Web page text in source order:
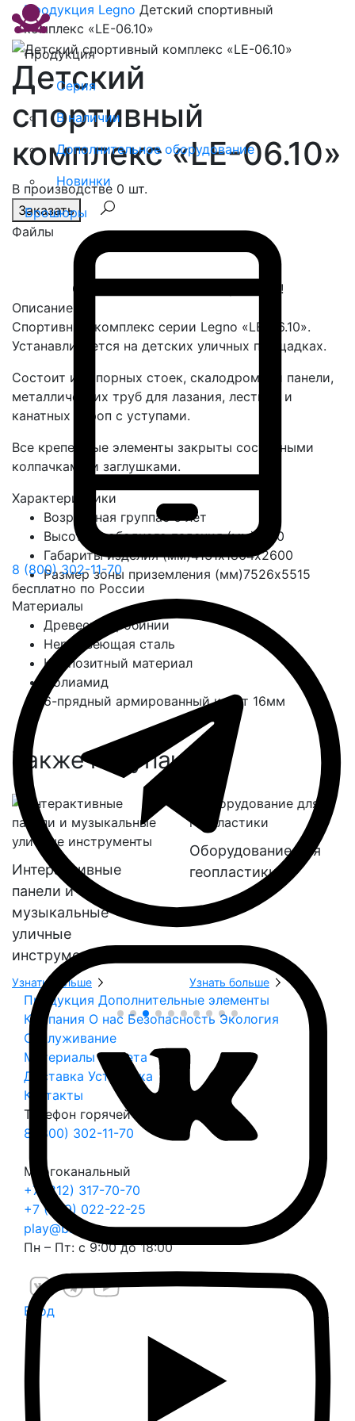
Продукция
Серия
В наличии
Дополнительное оборудование
Новинки
Брошюры
8 (800) 302-11-70
бесплатно по России
Продукция Legno Детский спортивный
комплекс «LE-06.10»
Детский
спортивный
комплекс «LE-06.10»
В производстве 0 шт.
Заказать
Файлы
Спасибо, сообщение отправлено!
Описание
Спортивный комплекс серии Legno «LE-06.10».
Устанавливается на детских уличных площадках.
Состоит из опорных стоек, скалодромной панели,
металлических труб для лазания, лестниц и
канатных строп с уступами.
Все крепежные элементы закрыты составными
колпачками и заглушками.
Характеристики
Возрастная группас 6 лет
Высота свободного падения (мм) 2510
Габариты изделия (мм)4131х1864х2600
Размер зоны приземления (мм)7526х5515
Материалы
Древесина робинии
Нержавеющая сталь
Композитный материал
Полиамид
6-прядный армированный канат 16мм
Также покупают:
Интерактивные
панели и
музыкальные
уличные
инструменты
Узнать больше
Оборудование для
геопластики
Узнать больше
Продукция Дополнительные элементы
Компания О нас Безопасность Экология
Обслуживание
Материалы и цвета
Доставка Установка
Контакты
Телефон горячей линии
8 (800) 302-11-70
Многоканальный
+7 (812) 317-70-70
+7 (999) 022-22-25
play@balli.ru
Пн – Пт: с 9:00 до 18:00
Вход